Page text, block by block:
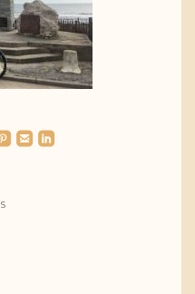
roundedemail roundedlinkedin